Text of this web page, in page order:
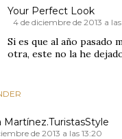
Your Perfect Look
4 de diciembre de 2013 a las
Si es que al año pasado
otra, este no la he
Martínez.TuristasStyle
de 2013 a las 13:20